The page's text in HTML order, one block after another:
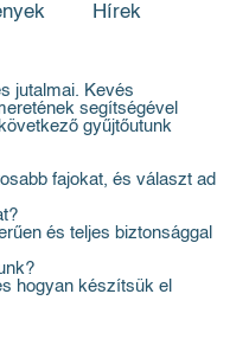
Hírek
jutalmai. Kevés
segítségével
gyűjtőutunk
fajokat, és választ ad
és teljes biztonsággal
hogyan készítsük el